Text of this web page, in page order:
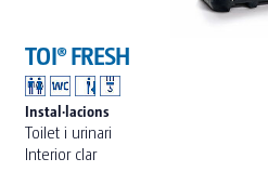
TOI® FRESH
Instal·lacions
Toilet i urinari
Interior clar